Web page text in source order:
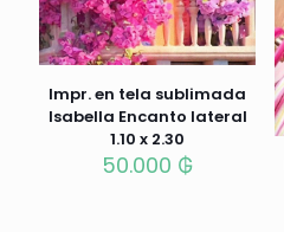
Impr. en tela sublimada
Isabella Encanto lateral
1.10 x 2.30
50.000 ₲